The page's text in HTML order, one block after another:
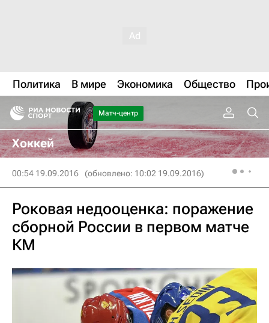
Политика В мире Экономика Общество
Матч-центр
Хоккей
00:54 19.09.2016 (обновлено: 10:02 19.09.2016)
Роковая недооценка: поражение
сборной России в первом матче
КМ